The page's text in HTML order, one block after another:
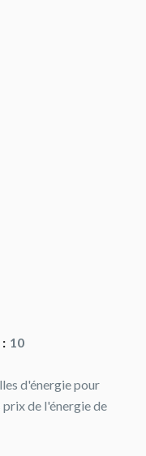
10
d'énergie pour
de l'énergie de